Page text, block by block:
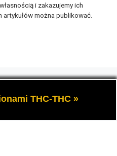
i zakazujemy ich
można publikować.
marihuany thc, potocznie
i konopi cbd.THC-THC »